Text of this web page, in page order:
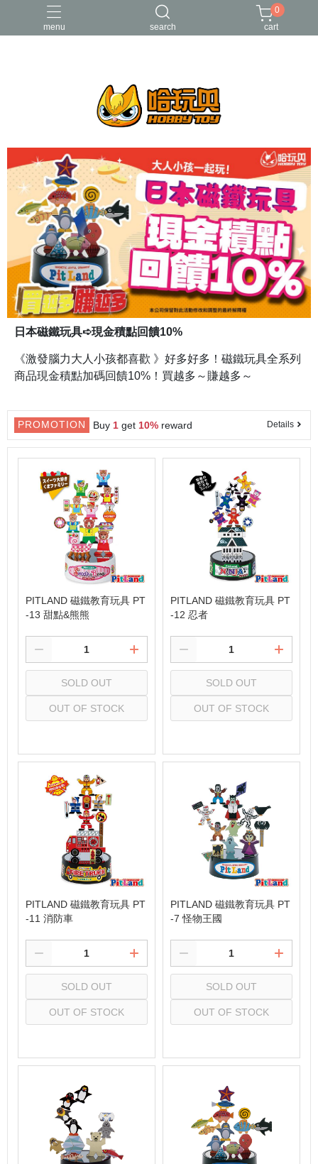
menu search
RE-MENT 中古二手品
庫柏力克Be@rbrick
0
cart
日本磁鐵玩具➪現金積點回饋10%
《激發腦力大人小孩都喜歡 》好多好多！磁鐵玩具全系列
商品現金積點加碼回饋10%！買越多～賺越多～
PROMOTION Buy 1 get 10% reward Details
PITLAND 磁鐵教育玩具 PT
-13 甜點&熊熊
SOLD OUT
OUT OF STOCK
PITLAND 磁鐵教育玩具 PT
-12 忍者
SOLD OUT
OUT OF STOCK
PITLAND 磁鐵教育玩具 PT
-11 消防車
SOLD OUT
OUT OF STOCK
PITLAND 磁鐵教育玩具 PT
-7 怪物王國
SOLD OUT
OUT OF STOCK